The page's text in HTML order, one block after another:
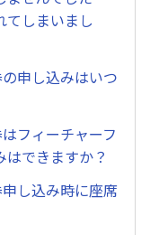
てしまいまし
の申し込みはいつ
はフィーチャーフ
できますか？
申し込み時に座席